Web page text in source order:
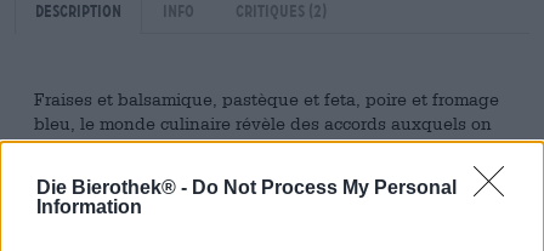
Die Bierothek® - Do Not Process My Personal
Information
Description Info Critiques (2)
Fraises et balsamique, pastèque et feta, poire et fromage
bleu, le monde culinaire révèle des accords auxquels on
ne s'attendrait pas. La Debauche propose une
combinaison que nous ne pensions pas non plus possible
- ou du moins pas délicieuse. framboise et sel. Un
mélange paradisiaque, promis !